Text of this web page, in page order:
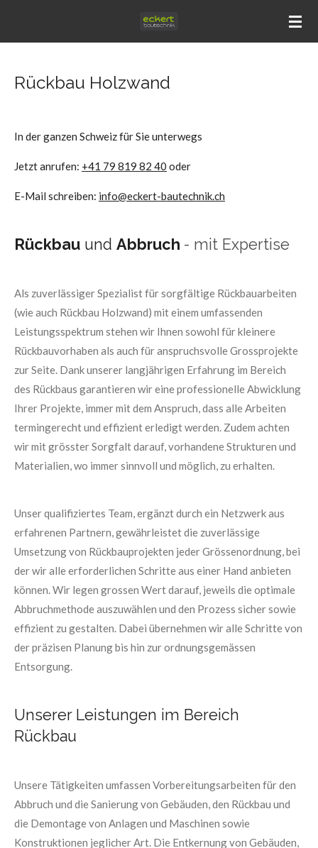
Rückbau Holzwand
In der ganzen Schweiz für Sie unterwegs
Jetzt anrufen: +41 79 819 82 40 oder
E-Mail schreiben: info@eckert-bautechnik.ch
Rückbau und Abbruch - mit Expertise
Als zuverlässiger Spezialist für sorgfältige Rückbauarbeiten
(wie auch Rückbau Holzwand) mit einem umfassenden
Leistungsspektrum stehen wir Ihnen sowohl für kleinere
Rückbauvorhaben als auch für anspruchsvolle Grossprojekte
zur Seite. Dank unserer langjährigen Erfahrung im Bereich
des Rückbaus garantieren wir eine professionelle Abwicklung
Ihrer Projekte, immer mit dem Anspruch, dass alle Arbeiten
termingerecht und effizient erledigt werden. Zudem achten
wir mit grösster Sorgfalt darauf, vorhandene Strukturen und
Materialien, wo immer sinnvoll und möglich, zu erhalten.
Unser qualifiziertes Team, ergänzt durch ein Netzwerk aus
erfahrenen Partnern, gewährleistet die zuverlässige
Umsetzung von Rückbauprojekten jeder Grössenordnung, bei
der wir alle erforderlichen Schritte aus einer Hand anbieten
können. Wir legen grossen Wert darauf, jeweils die optimale
Abbruchmethode auszuwählen und den Prozess sicher sowie
effizient zu gestalten. Dabei übernehmen wir alle Schritte von
der präzisen Planung bis hin zur ordnungsgemässen
Entsorgung.
Unserer Leistungen im Bereich
Rückbau
Unsere Tätigkeiten umfassen Vorbereitungsarbeiten für den
Abbruch und die Sanierung von Gebäuden, den Rückbau und
die Demontage von Anlagen und Maschinen sowie
Konstruktionen jeglicher Art. Die Entkernung von Gebäuden,